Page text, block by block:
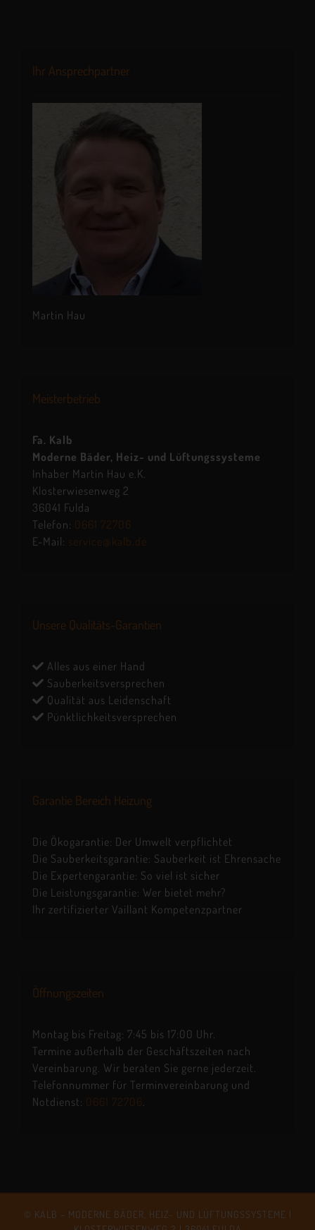
Ihr Ansprechpartner
Martin Hau
Meisterbetrieb
Fa. Kalb
Moderne Bäder, Heiz- und Lüftungssysteme
Inhaber Martin Hau e.K.
Klosterwiesenweg 2
36041 Fulda
Telefon: 0661 72706
E-Mail: service@kalb.de
Unsere Qualitäts-Garantien
Alles aus einer Hand
Sauberkeitsversprechen
Qualität aus Leidenschaft
Pünktlichkeitsversprechen
Garantie Bereich Heizung
Die Ökogarantie: Der Umwelt verpflichtet
Die Sauberkeitsgarantie: Sauberkeit ist Ehrensache
Die Expertengarantie: So viel ist sicher
Die Leistungsgarantie: Wer bietet mehr?
Ihr zertifizierter Vaillant Kompetenzpartner
Öffnungszeiten
Montag bis Freitag: 7:45 bis 17:00 Uhr.
Termine außerhalb der Geschäftszeiten nach
Vereinbarung. Wir beraten Sie gerne jederzeit.
Telefonnummer für Terminvereinbarung und
Notdienst: 0661 72706
© KALB – MODERNE BÄDER, HEIZ- UND LÜFTUNGSSYSTEME |